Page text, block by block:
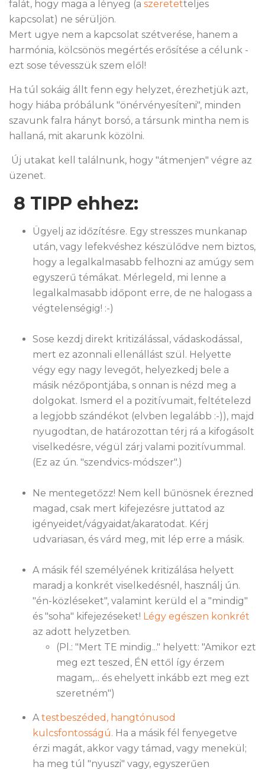
falát, hogy maga a lényeg (a szeretetteljes
kapcsolat) ne sérüljön.
Mert ugye nem a kapcsolat szétverése, hanem a
harmónia, kölcsönös megértés erősítése a célunk -
ezt sose tévesszük szem elől!
Ha túl sokáig állt fenn egy helyzet, érezhetjük azt,
hogy hiába próbálunk "önérvényesíteni", minden
szavunk falra hányt borsó, a társunk mintha nem is
hallaná, mit akarunk közölni.
Új utakat kell találnunk, hogy "átmenjen" végre az
üzenet.
8 TIPP ehhez:
Ügyelj az időzítésre. Egy stresszes munkanap
után, vagy lefekvéshez készülődve nem biztos,
hogy a legalkalmasabb felhozni az amúgy sem
egyszerű témákat. Mérlegeld, mi lenne a
legalkalmasabb időpont erre, de ne halogass a
végtelenségig! :-)
Sose kezdj direkt kritizálással, vádaskodással,
mert ez azonnali ellenállást szül. Helyette
végy egy nagy levegőt, helyezkedj bele a
másik nézőpontjába, s onnan is nézd meg a
dolgokat. Ismerd el a pozitívumait, feltételezd
a legjobb szándékot (elvben legalább :-)), majd
nyugodtan, de határozottan térj rá a kifogásolt
viselkedésre, végül zárj valami pozitívummal.
(Ez az ún. "szendvics-módszer".)
Ne mentegetőzz! Nem kell bűnösnek érezned
magad, csak mert kifejezésre juttatod az
igényeidet/vágyaidat/akaratodat. Kérj
udvariasan, és várd meg, mit lép erre a másik.
A másik fél személyének kritizálása helyett
maradj a konkrét viselkedésnél, használj ún.
"én-közléseket", valamint kerüld el a "mindig"
és "soha" kifejezéseket! Légy egészen konkrét
az adott helyzetben.
(Pl.: "Mert TE mindig..." helyett: "Amikor ezt
meg ezt teszed, ÉN ettől így érzem
magam,... és ehelyett inkább ezt meg ezt
szeretném")
Atestbeszéded, hangtónusod
kulcsfontosságú. Ha a másik fél fenyegetve
érzi magát, akkor vagy támad, vagy menekül;
ha meg túl "nyuszi" vagy, egyszerűen